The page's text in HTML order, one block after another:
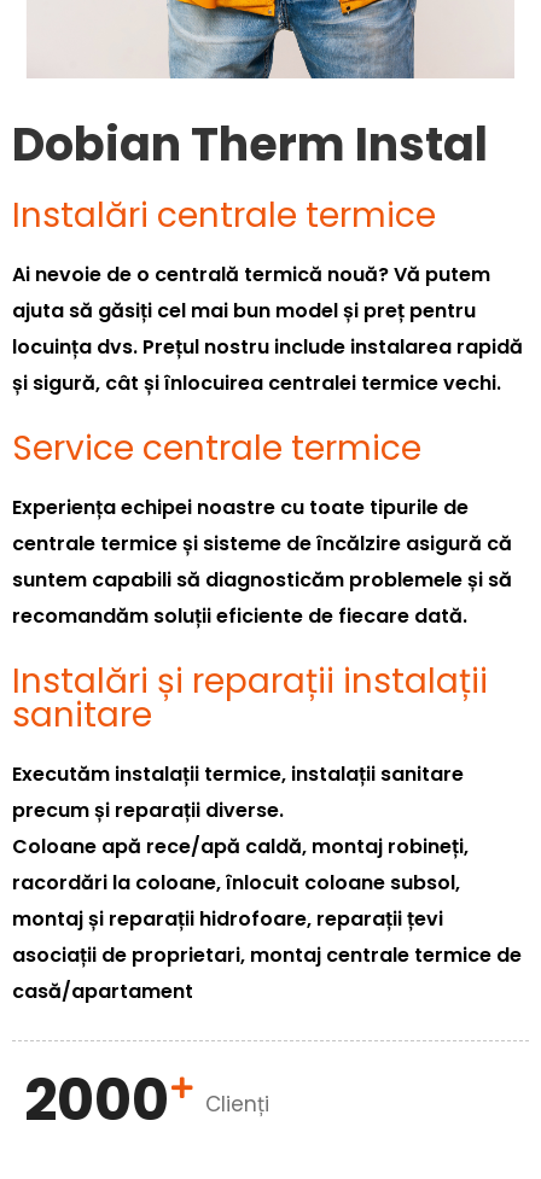
Dobian Therm Instal
Instalări centrale termice
Ai nevoie de o centrală termică nouă? Vă putem
ajuta să găsiți cel mai bun model și preț pentru
locuința dvs. Prețul nostru include instalarea rapidă
și sigură, cât și înlocuirea centralei termice vechi.
Service centrale termice
Experiența echipei noastre cu toate tipurile de
centrale termice și sisteme de încălzire asigură că
suntem capabili să diagnosticăm problemele și să
recomandăm soluții eficiente de fiecare dată.
Instalări și reparații instalații
sanitare
Executăm instalații termice, instalații sanitare
precum și reparații diverse.
Coloane apă rece/apă caldă, montaj robineți,
racordări la coloane, înlocuit coloane subsol,
montaj și reparații hidrofoare, reparații țevi
asociații de proprietari, montaj centrale termice de
casă/apartament
2000 Clienți